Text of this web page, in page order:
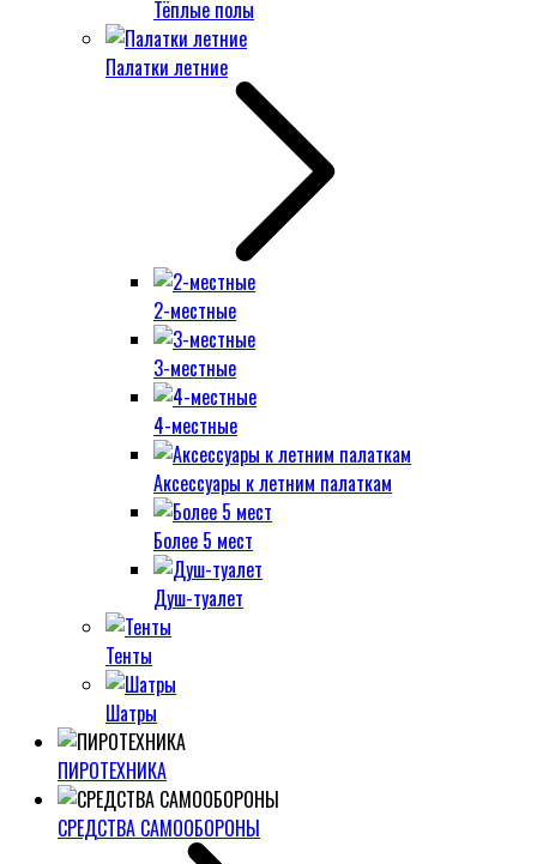
Тёплые полы
Палатки летние
2-местные
3-местные
4-местные
Аксессуары к летним палаткам
Более 5 мест
Душ-туалет
Тенты
Шатры
ПИРОТЕХНИКА
СРЕДСТВА САМООБОРОНЫ